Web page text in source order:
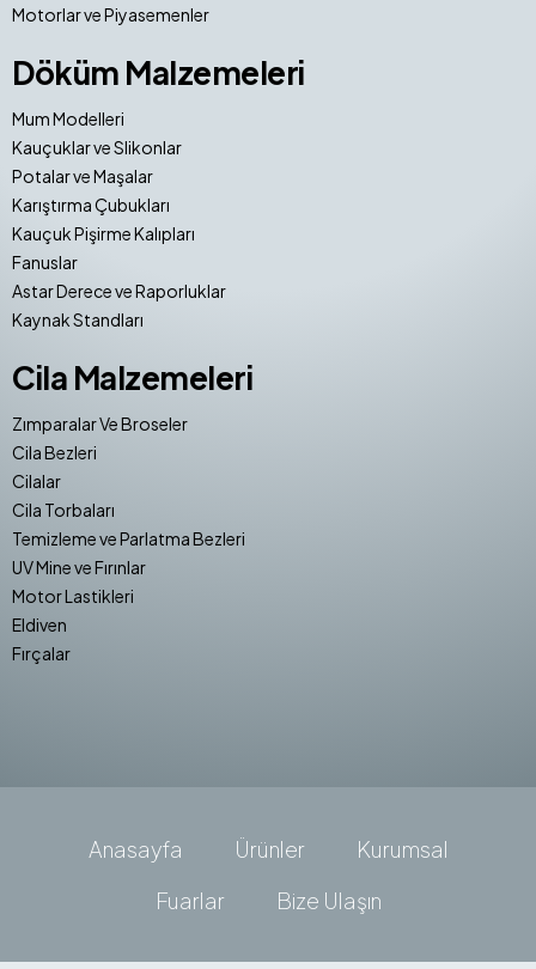
Motorlar ve Piyasemenler
Döküm Malzemeleri
Mum Modelleri
Kauçuklar ve Slikonlar
Potalar ve Maşalar
Karıştırma Çubukları
Kauçuk Pişirme Kalıpları
Fanuslar
Astar Derece ve Raporluklar
Kaynak Standları
Cila Malzemeleri
Zımparalar Ve Broseler
Cila Bezleri
Cilalar
Cila Torbaları
Temizleme ve Parlatma Bezleri
UV Mine ve Fırınlar
Motor Lastikleri
Eldiven
Fırçalar
Anasayfa Ürünler
Kurumsal
Fuarlar
Bize Ulaşın